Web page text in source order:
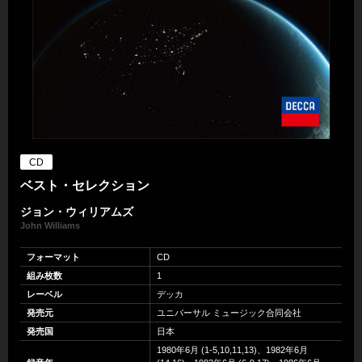
CD
ベスト・セレクション
ジョン・ウィリアムズ
John Williams
フォーマット
CD
組み枚数
1
レーベル
デッカ
発売元
ユニバーサル ミュージック合同会社
発売国
日本
1980年6月 (1-5,10,11,13)、1982年6月